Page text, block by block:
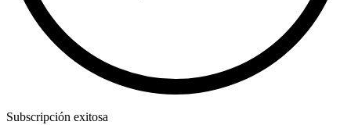
Subscripción exitosa